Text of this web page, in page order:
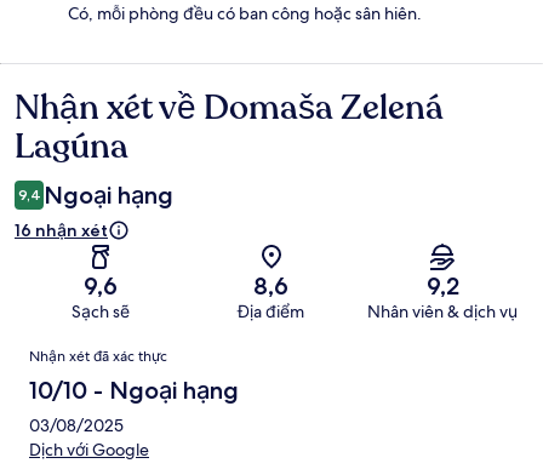
Có, mỗi phòng đều có ban công hoặc sân hiên.
Nhận
xét
Nhận xét về Domaša Zelená
Lagúna
9,4 Ngoại hạng
16 nhận xét
9,6
Sạch sẽ
8,6
Địa điểm
9,2
Nhân viên & dịch vụ
Nhận
xét
Nhận xét đã xác thực
10/10 - Ngoại hạng
03/08/2025
Dịch với Google